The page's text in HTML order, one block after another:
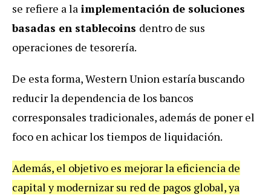
se refiere a la implementación de soluciones
basadas en stablecoins dentro de sus
operaciones de tesorería.
De esta forma, Western Union estaría buscando
reducir la dependencia de los bancos
corresponsales tradicionales, además de poner el
foco en achicar los tiempos de liquidación.
Además, el objetivo es mejorar la eficiencia de
capital y modernizar su red de pagos global, ya